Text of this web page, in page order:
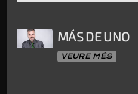
MÁS DE UNO
VEURE MÉS